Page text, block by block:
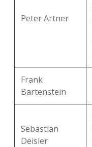
Peter Artner
Frank
Bartenstein
Sebastian
Deisler